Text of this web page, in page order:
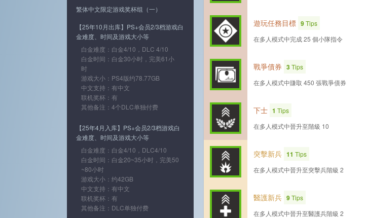
遊玩任務目標 9Tips
在多人模式中完成 25 個小隊指令
戰爭債券 3Tips
在多人模式中賺取 450 張戰爭債券
下士 1 Tips
在多人模式中晉升至階級 10
突擊新兵 11 Tips
在多人模式中晉升至突擊兵階級 2
醫護新兵 9Tips
在多人模式中晉升至醫護兵階級 2
繁体中文限定游戏奖杯组（一）
【25年10月出库】PS+会员2/3档游戏白
金难度、时间及游戏大小等
白金难度：白金4/10，DLC 4/10
白金时间：白金30小时，完美61小
时
游戏大小：PS4版约78.77GB
中文支持：有中文
联机奖杯：有
其他备注：4个DLC单独付费
【25年4月入库】PS+会员2/3档游戏白
金难度、时间及游戏大小等
白金难度：白金4/10，DLC4/10
白金时间：白金20~35小时，完美50
~80小时
游戏大小：约42GB
中文支持：有中文
联机奖杯：有
其他备注：DLC单独付费